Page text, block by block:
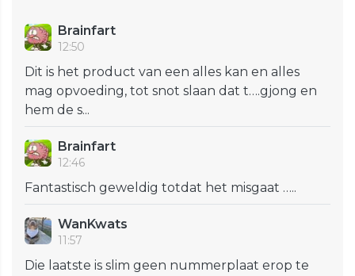
Brainfart
12:50
Dit is het product van een alles kan en alles
mag opvoeding, tot snot slaan dat t….gjong en
hem de s...
Brainfart
12:46
Fantastisch geweldig totdat het misgaat …..
WanKwats
11:57
Die laatste is slim geen nummerplaat erop te